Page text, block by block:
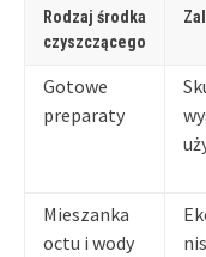
Rodzaj środka
czyszczącego
Gotowe
preparaty
Mieszanka
octu i wody